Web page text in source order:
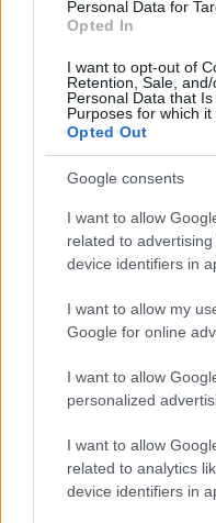
Personal Data for
Opted In
I want to opt-out of
Retention, Sale,
Personal Data that
Purposes for which it
Opted Out
Google consents
I want to allow
related to
device identifiers in
I want to allow my
Google for online
I want to allow
personalized
I want to allow
related to analytics
device identifiers in
lista delle 4
“Sul filo del
reading su
La
NECROLOGIE